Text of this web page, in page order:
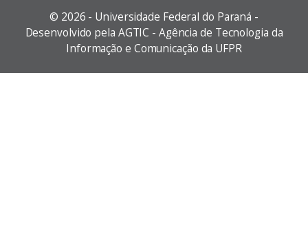
© 2026 - Universidade Federal do Paraná -
Desenvolvido pela AGTIC - Agência de Tecnologia da
Informação e Comunicação da UFPR